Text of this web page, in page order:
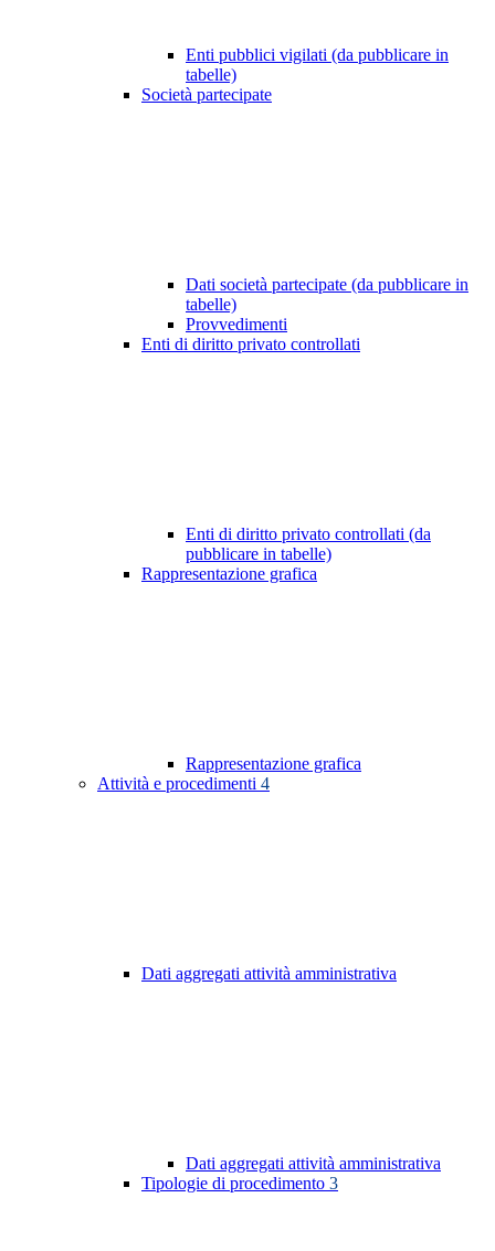
Enti pubblici vigilati (da pubblicare in
tabelle)
Società partecipate
Dati società partecipate (da pubblicare in
tabelle)
Provvedimenti
Enti di diritto privato controllati
Enti di diritto privato controllati (da
pubblicare in tabelle)
Rappresentazione grafica
Rappresentazione grafica
Attività e procedimenti 4
Dati aggregati attività amministrativa
Dati aggregati attività amministrativa
Tipologie di procedimento 3